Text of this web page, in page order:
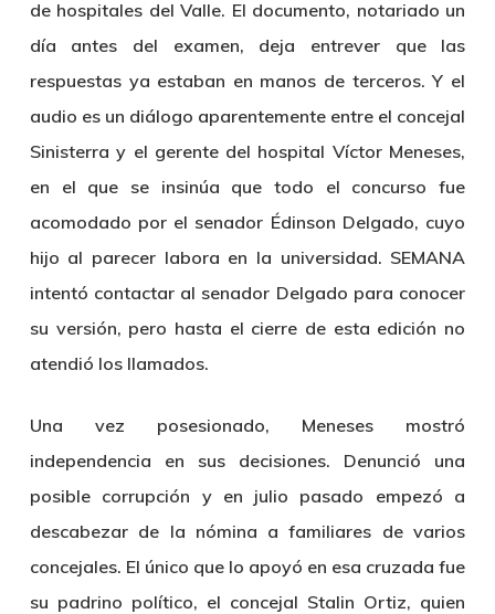
de hospitales del Valle. El documento, notariado un
día antes del examen, deja entrever que las
respuestas ya estaban en manos de terceros. Y el
audio es un diálogo aparentemente entre el concejal
Sinisterra y el gerente del hospital Víctor Meneses,
en el que se insinúa que todo el concurso fue
acomodado por el senador Édinson Delgado, cuyo
hijo al parecer labora en la universidad. SEMANA
intentó contactar al senador Delgado para conocer
su versión, pero hasta el cierre de esta edición no
atendió los llamados.
Una vez posesionado, Meneses mostró
independencia en sus decisiones. Denunció una
posible corrupción y en julio pasado empezó a
descabezar de la nómina a familiares de varios
concejales. El único que lo apoyó en esa cruzada fue
su padrino político, el concejal Stalin Ortiz, quien